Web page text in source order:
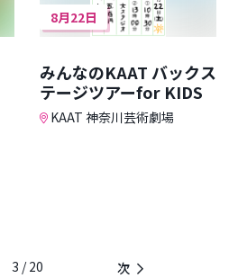
8月22日
みんなのKAAT バックス
テージツアーfor KIDS
KAAT 神奈川芸術劇場
3 / 20
次